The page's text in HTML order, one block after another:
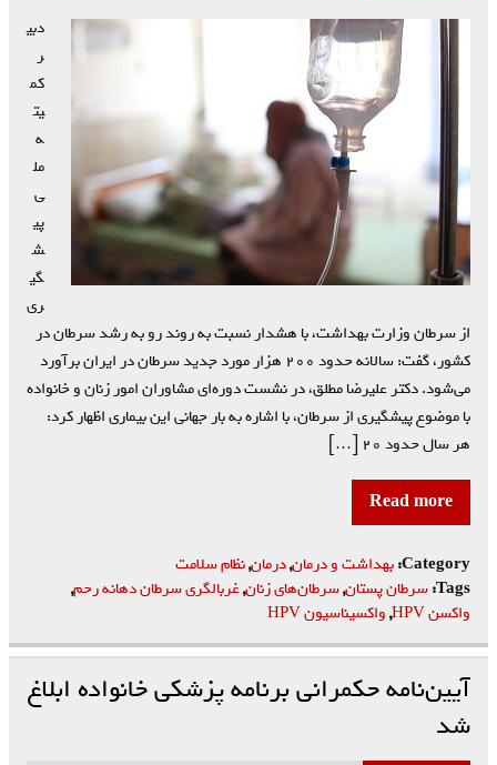
دبی
ر
کم
یت
ه
مل
ی
پی
ش
گی
ری
از سرطان وزارت بهداشت، با هشدار نسبت به روند رو به رشد سرطان در
کشور، گفت: سالانه حدود ۲۰۰ هزار مورد جدید سرطان در ایران برآورد
می‌شود. دکتر علیرضا مطلق، در نشست دوره‌ای مشاوران امور زنان و خانواده
با موضوع پیشگیری از سرطان، با اشاره به بار جهانی این بیماری اظهار کرد:
هر سال حدود ۲۰ […]
Read more
Category: بهداشت و درمان,درمان,نظام سلامت
Tags: سرطان پستان,سرطان‌های زنان,غربالگری سرطان دهانه رحم,
واکسن HPV
,واکسیناسیون HPV
آیین‌نامه حکمرانی برنامه پزشکی خانواده ابلاغ
شد